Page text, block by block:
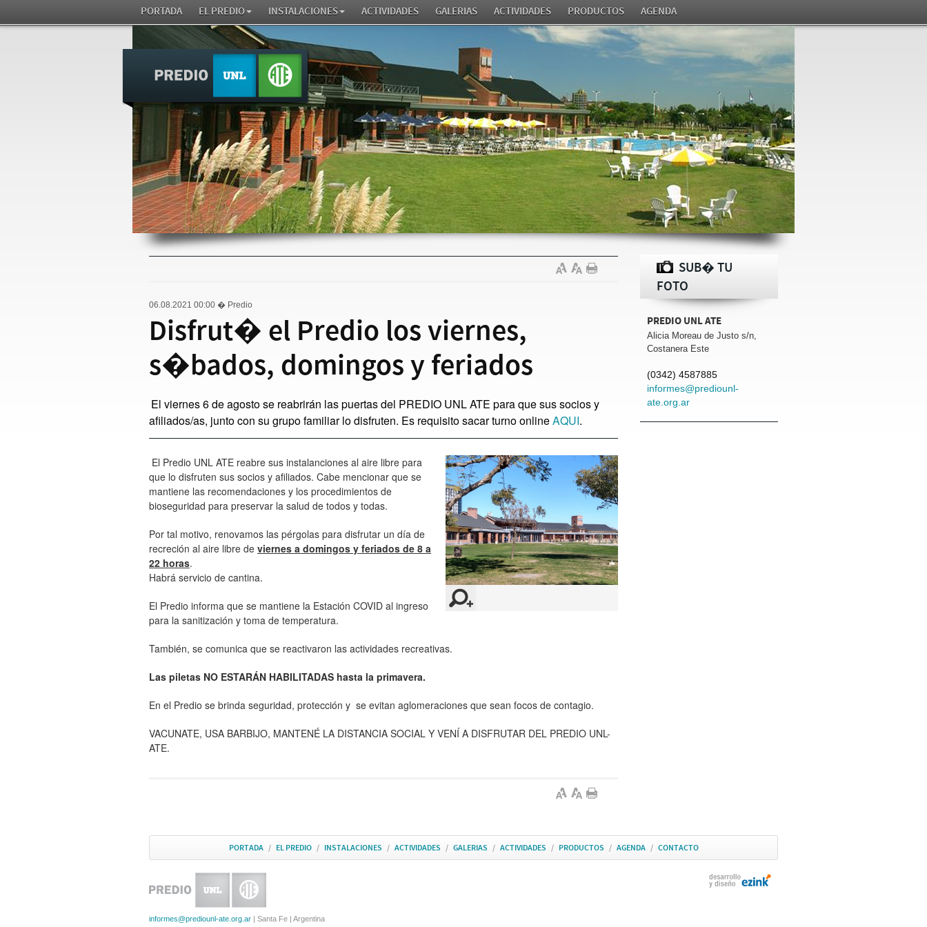
PORTADA EL PREDIO INSTALACIONES ACTIVIDADES GALERIAS ACTIVIDADES PRODUCTOS AGENDA
06.08.2021 00:00 � Predio
Disfrut� el Predio los viernes,
s�bados, domingos y feriados
El viernes 6 de agosto se reabrirán las puertas del PREDIO UNL ATE para que sus socios y
afiliados/as, junto con su grupo familiar lo disfruten. Es requisito sacar turno onlineAQUI.
El Predio UNL ATE reabre sus instalanciones al aire libre para
que lo disfruten sus socios y afiliados. Cabe mencionar que se
mantiene las recomendaciones y los procedimientos de
bioseguridad para preservar la salud de todos y todas.
Por tal motivo, renovamos las pérgolas para disfrutar un día de
recreción al aire libre de viernes a domingos y feriados de 8 a
22 horas.
Habrá servicio de cantina.
El Predio informa que se mantiene la Estación COVID al ingreso
para la sanitización y toma de temperatura.
También, se comunica que se reactivaron las actividades recreativas.
Las piletas NO ESTARÁN HABILITADAS hasta la primavera.
En el Predio se brinda seguridad, protección y se evitan aglomeraciones que sean focos de contagio.
VACUNATE, USA BARBIJO, MANTENÉ LA DISTANCIA SOCIAL Y VENÍ A DISFRUTAR DEL PREDIO UNL-
ATE.
SUB� TU
FOTO
PREDIO UNL ATE
Alicia Moreau de Justo s/n,
Costanera Este
(0342) 4587885
informes@prediounl-
ate.org.ar
PORTADA / EL PREDIO / INSTALACIONES / ACTIVIDADES / GALERIAS / ACTIVIDADES / PRODUCTOS / AGENDA / CONTACTO
informes@prediounl-ate.org.ar | Santa Fe | Argentina